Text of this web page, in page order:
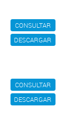
CONSULTAR
DESCARGAR
CONSULTAR
DESCARGAR